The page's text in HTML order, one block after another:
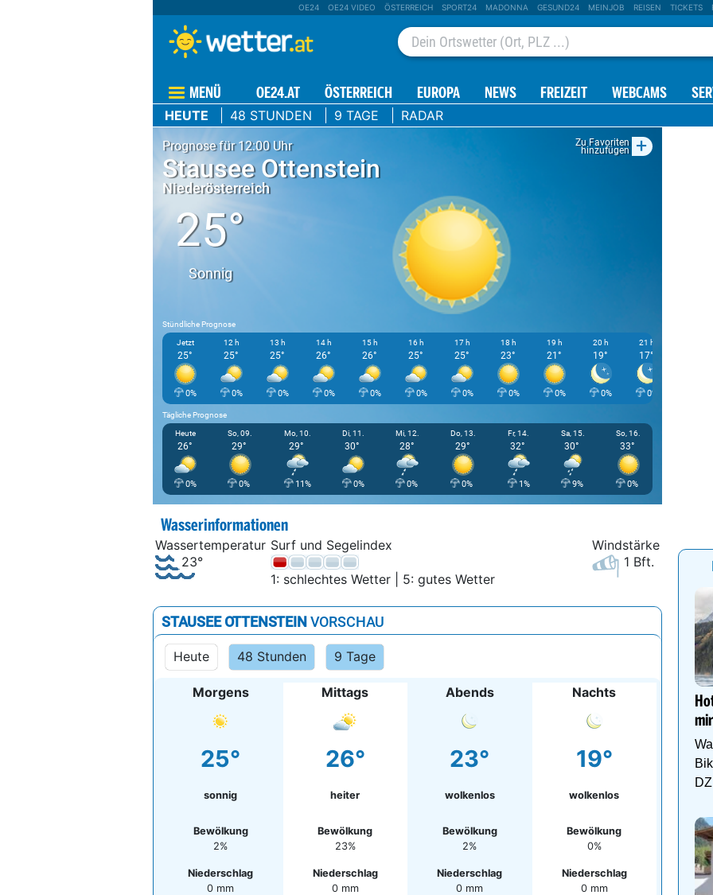
OE24 OE24 VIDEO ÖSTERREICH SPORT24 MADONNA GESUND24 MEINJOB REISEN TICKETS
MENÜ OE24.AT ÖSTERREICH EUROPA NEWS FREIZEIT WEBCAMS
HEUTE 48 STUNDEN 9 TAGE RADAR
Prognose für 12:00 Uhr Zu Favoriten
hinzufügen +
Stausee Ottenstein
Niederösterreich
25°
Sonnig
Stündliche Prognose
Jetzt
25°
0%
12 h
25°
0%
13 h
25°
0%
14 h
26°
0%
15 h
26°
0%
16 h
25°
0%
17 h
25°
0%
18 h
23°
0%
19 h
21°
0%
20 h
19°
0%
21 h
17°
0%
Tägliche Prognose
Heute
26°
0%
So, 09.
29°
0%
Mo, 10.
29°
11%
Di, 11.
30°
0%
Mi, 12.
28°
0%
Do, 13.
29°
0%
Fr, 14.
32°
1%
Sa, 15.
30°
9%
So, 16.
33°
0%
Wasserinformationen
Wassertemperatur
23°
Surf und Segelindex
1: schlechtes Wetter | 5: gutes Wetter
Windstärke
1 Bft.
STAUSEE OTTENSTEIN VORSCHAU
Heute 48 Stunden 9 Tage
Morgens
25°
sonnig
Bewölkung
2%
Niederschlag
0 mm
Mittags
26°
heiter
Bewölkung
23%
Niederschlag
0 mm
Abends
23°
wolkenlos
Bewölkung
2%
Niederschlag
0 mm
Nachts
19°
wolkenlos
Bewölkung
0%
Niederschlag
0 mm